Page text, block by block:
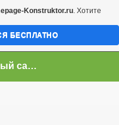
Неофициальный сайт город Арциз
Konstruktor.ru. Хотите
БЕСПЛАТНО